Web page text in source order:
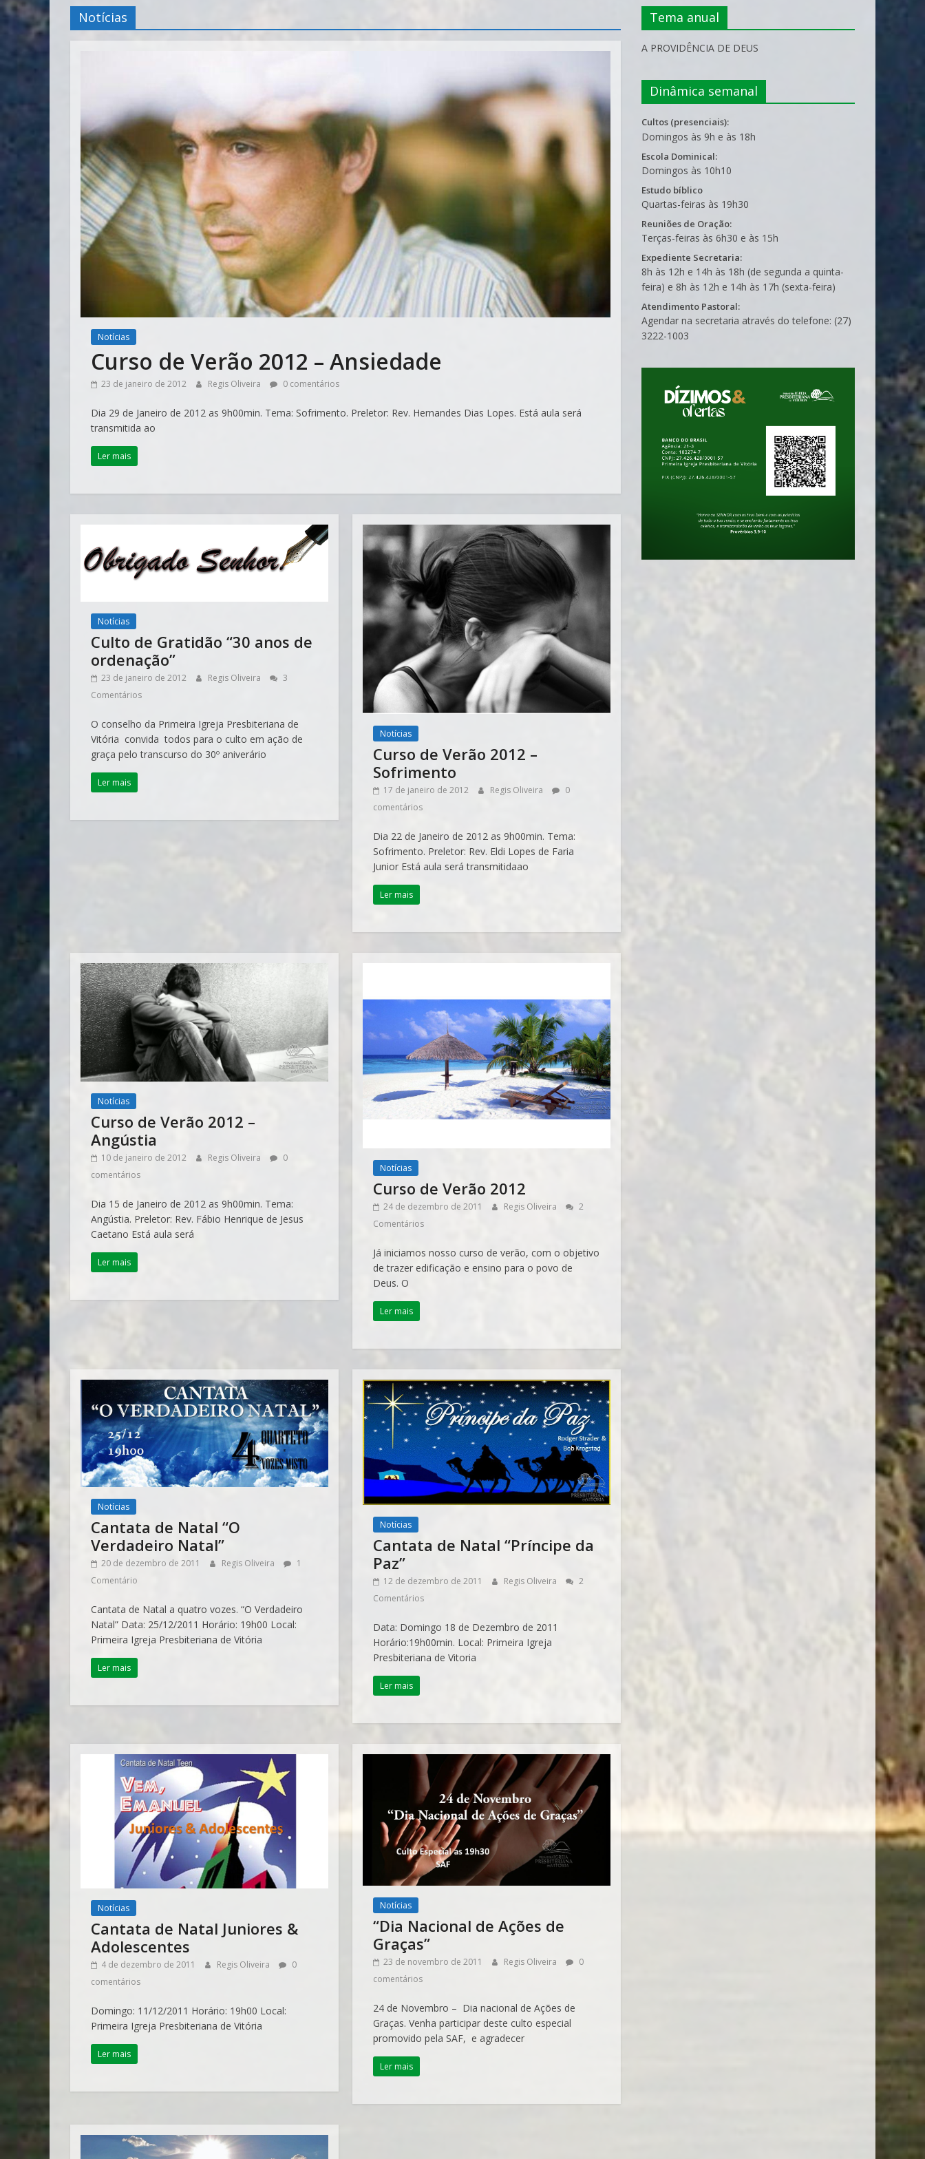
Notícias
Notícias
Curso de Verão 2012 – Ansiedade
23 de janeiro de 2012 Regis Oliveira 0 comentários
Dia 29 de Janeiro de 2012 as 9h00min. Tema: Sofrimento. Preletor: Rev. Hernandes Dias Lopes. Está aula será
transmitida ao
Ler mais
Notícias
Culto de Gratidão “30 anos de
ordenação”
23 de janeiro de 2012 Regis Oliveira
3
Comentários
O conselho da Primeira Igreja Presbiteriana de
Vitória convida todos para o culto em ação de
graça pelo transcurso do 30º aniverário
Ler mais
Notícias
Curso de Verão 2012 –
Sofrimento
17 de janeiro de 2012 Regis Oliveira
0
comentários
Dia 22 de Janeiro de 2012 as 9h00min. Tema:
Sofrimento. Preletor: Rev. Eldi Lopes de Faria
Junior Está aula será transmitidaao
Ler mais
Notícias
Curso de Verão 2012 –
Angústia
10 de janeiro de 2012 Regis Oliveira
0
comentários
Dia 15 de Janeiro de 2012 as 9h00min. Tema:
Angústia. Preletor: Rev. Fábio Henrique de Jesus
Caetano Está aula será
Ler mais
Notícias
Curso de Verão 2012
24 de dezembro de 2011 Regis Oliveira
2
Comentários
Já iniciamos nosso curso de verão, com o objetivo
de trazer edificação e ensino para o povo de
Deus. O
Ler mais
Notícias
Cantata de Natal “O
Verdadeiro Natal”
20 de dezembro de 2011 Regis Oliveira
1
Comentário
Cantata de Natal a quatro vozes. “O Verdadeiro
Natal” Data: 25/12/2011 Horário: 19h00 Local:
Primeira Igreja Presbiteriana de Vitória
Ler mais
Notícias
Cantata de Natal “Príncipe da
Paz”
12 de dezembro de 2011 Regis Oliveira
2
Comentários
Data: Domingo 18 de Dezembro de 2011
Horário:19h00min. Local: Primeira Igreja
Presbiteriana de Vitoria
Ler mais
Notícias
Cantata de Natal Juniores &
Adolescentes
4 de dezembro de 2011 Regis Oliveira
0
comentários
Domingo: 11/12/2011 Horário: 19h00 Local:
Primeira Igreja Presbiteriana de Vitória
Ler mais
Notícias
“Dia Nacional de Ações de
Graças”
23 de novembro de 2011 Regis Oliveira
0
comentários
24 de Novembro – Dia nacional de Ações de
Graças. Venha participar deste culto especial
promovido pela SAF, e agradecer
Ler mais
Tema anual
A PROVIDÊNCIA DE DEUS
Dinâmica semanal
Cultos (presenciais):
Domingos às 9h e às 18h
Escola Dominical:
Domingos às 10h10
Estudo bíblico
Quartas-feiras às 19h30
Reuniões de Oração:
Terças-feiras às 6h30 e às 15h
Expediente Secretaria:
8h às 12h e 14h às 18h (de segunda a quinta-
feira) e 8h às 12h e 14h às 17h (sexta-feira)
Atendimento Pastoral:
Agendar na secretaria através do telefone: (27)
3222-1003